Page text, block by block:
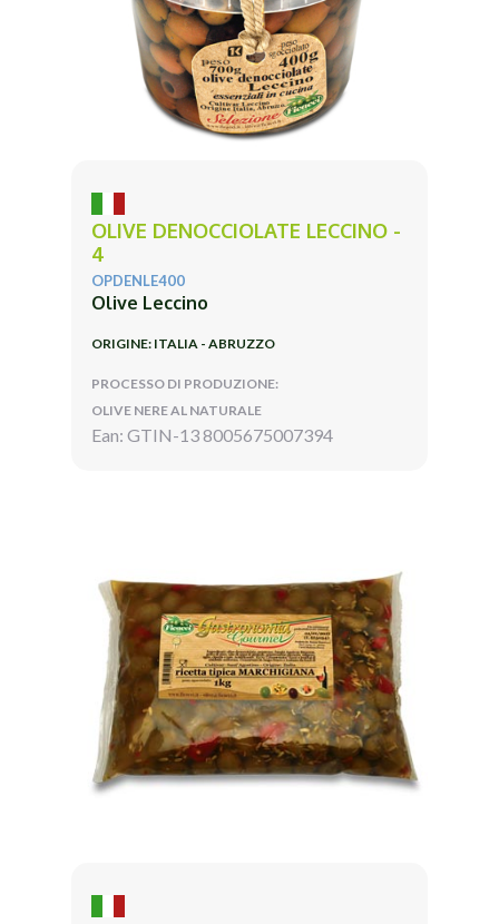
OLIVE DENOCCIOLATE LECCINO -
4
OPDENLE400
Olive Leccino
ORIGINE: ITALIA - ABRUZZO
PROCESSO DI PRODUZIONE:
OLIVE NERE AL NATURALE
Ean: GTIN-13 8005675007394